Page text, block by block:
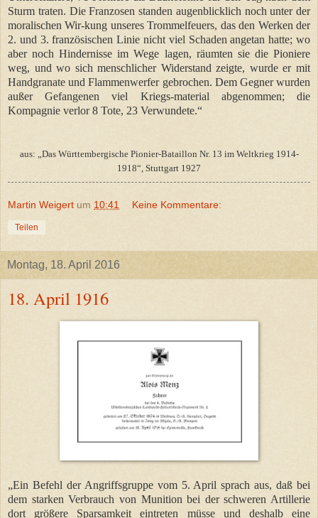
Sturm traten. Die Franzosen standen augenblicklich noch unter der
moralischen Wir-kung unseres Trommelfeuers, das den Werken der
2. und 3. französischen Linie nicht viel Schaden angetan hatte; wo
aber noch Hindernisse im Wege lagen, räumten sie die Pioniere
weg, und wo sich menschlicher Widerstand zeigte, wurde er mit
Handgranate und Flammenwerfer gebrochen. Dem Gegner wurden
außer Gefangenen viel Kriegs-material abgenommen; die
Kompagnie verlor 8 Tote, 23 Verwundete.“
aus: „Das Württembergische Pionier-Bataillon Nr. 13 im Weltkrieg 1914-
1918“, Stuttgart 1927
Martin Weigert um 10:41 Keine Kommentare:
Teilen
Montag, 18. April 2016
18. April 1916
„Ein Befehl der Angriffsgruppe vom 5. April sprach aus, daß bei
dem starken Verbrauch von Munition bei der schweren Artillerie
dort größere Sparsamkeit eintreten müsse und deshalb eine